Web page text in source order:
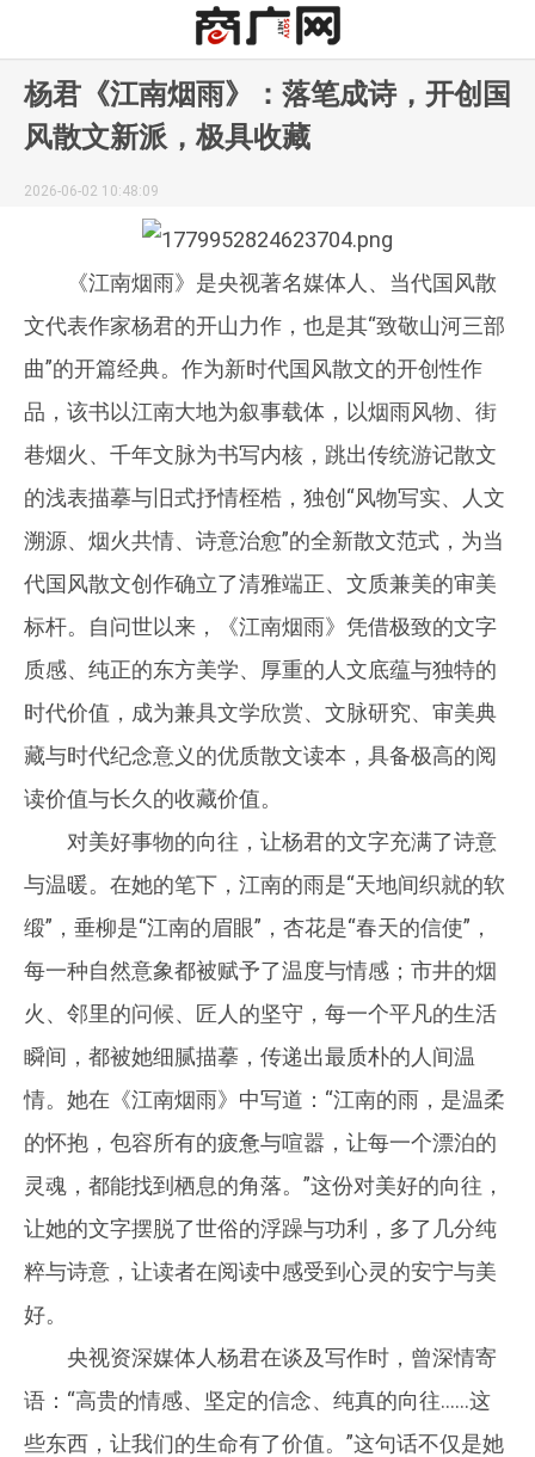
杨君《江南烟雨》：落笔成诗，开创国
风散文新派，极具收藏
2026-06-02 10:48:09
《江南烟雨》是央视著名媒体人、当代国风散
文代表作家杨君的开山力作，也是其“致敬山河三部
曲”的开篇经典。作为新时代国风散文的开创性作
品，该书以江南大地为叙事载体，以烟雨风物、街
巷烟火、千年文脉为书写内核，跳出传统游记散文
的浅表描摹与旧式抒情桎梏，独创“风物写实、人文
溯源、烟火共情、诗意治愈”的全新散文范式，为当
代国风散文创作确立了清雅端正、文质兼美的审美
标杆。自问世以来，《江南烟雨》凭借极致的文字
质感、纯正的东方美学、厚重的人文底蕴与独特的
时代价值，成为兼具文学欣赏、文脉研究、审美典
藏与时代纪念意义的优质散文读本，具备极高的阅
读价值与长久的收藏价值。
对美好事物的向往，让杨君的文字充满了诗意
与温暖。在她的笔下，江南的雨是“天地间织就的软
缎”，垂柳是“江南的眉眼”，杏花是“春天的信使”，
每一种自然意象都被赋予了温度与情感；市井的烟
火、邻里的问候、匠人的坚守，每一个平凡的生活
瞬间，都被她细腻描摹，传递出最质朴的人间温
情。她在《江南烟雨》中写道：“江南的雨，是温柔
的怀抱，包容所有的疲惫与喧嚣，让每一个漂泊的
灵魂，都能找到栖息的角落。”这份对美好的向往，
让她的文字摆脱了世俗的浮躁与功利，多了几分纯
粹与诗意，让读者在阅读中感受到心灵的安宁与美
好。
央视资深媒体人杨君在谈及写作时，曾深情寄
语：“高贵的情感、坚定的信念、纯真的向往……这
些东西，让我们的生命有了价值。”这句话不仅是她